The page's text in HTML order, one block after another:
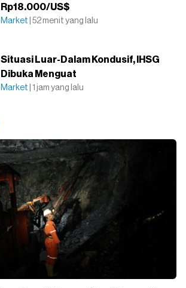
Rp18.000/US$
Market | 52 menit yang lalu
Situasi Luar-Dalam Kondusif, IHSG
Dibuka Menguat
Market | 1 jam yang lalu